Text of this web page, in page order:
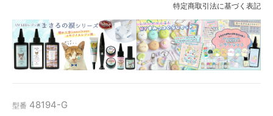
特定商取引法に基づく表記
型番 48194-G